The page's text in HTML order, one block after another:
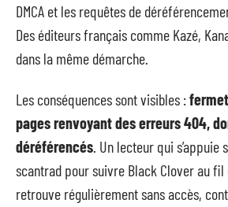
DMCA et les requêtes de
Des éditeurs français comme Kazé,
dans la même démarche.
Les conséquences sont visibles :
pages renvoyant des erreurs 404,
déréférencés. Un lecteur qui s’appuie
scantrad pour suivre Black Clover au
retrouve régulièrement sans accès,